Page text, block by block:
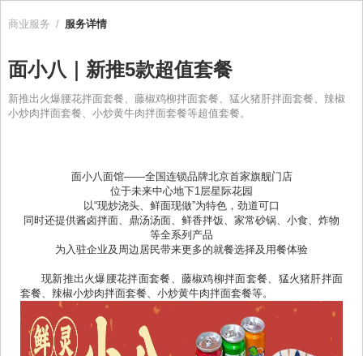
商业服务 / 服务详情
面小八｜新推5款超值套餐
新推出火爆腰花拌面套餐、藤椒鸡柳拌面套餐、猛火猪肝拌面套餐、辣椒
小炒肉拌面套餐、小炒黄牛肉拌面套餐等超值套餐。
面小八面馆——全国连锁品牌北京首家旗舰门店
位于未来中心地下1层星际花园
以“现炒浇头、鲜面现做”为特色，劲道可口
同时还提供酱卤拌面、鼎汤汤面、鲜香拌饭、家常砂锅、小食、炸物
等全系列产品
为入驻企业及周边居民带来更多的就餐选择及用餐体验
现新推出火爆腰花拌面套餐、藤椒鸡柳拌面套餐、猛火猪肝拌面
套餐、辣椒小炒肉拌面套餐、小炒黄牛肉拌面套餐等。